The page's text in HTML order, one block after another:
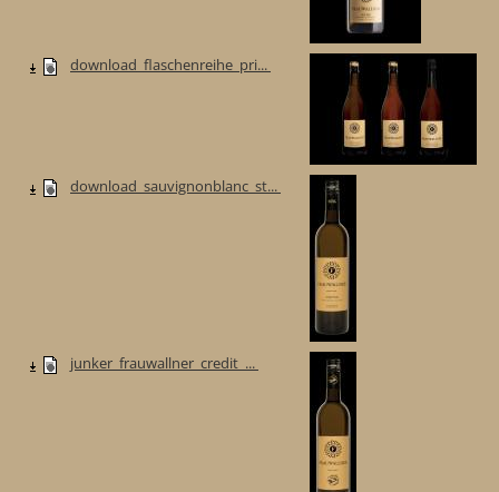
download_flaschenreihe_pri...
download_sauvignonblanc_st...
junker_frauwallner_credit_...